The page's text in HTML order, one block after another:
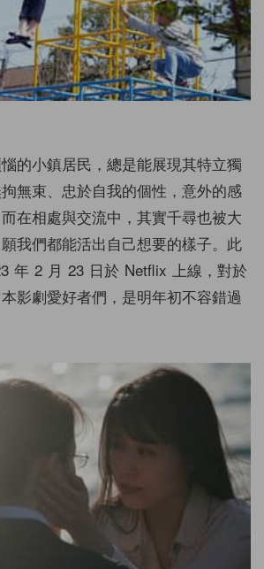
的小鎮居民，總是能展現其特立獨
無束、忠於自我的個性，意外的感
在相處與交流中，其實千尋也被大
我們都能活出自己想要的樣子。此
年 2 月 23 日於 Netflix 上線，對於
影劇愛好者們，是明年初不容錯過